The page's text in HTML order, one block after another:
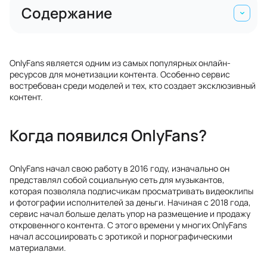
Содержание
OnlyFans является одним из самых популярных онлайн-
ресурсов для монетизации контента. Особенно сервис
востребован среди моделей и тех, кто создает эксклюзивный
контент.
Когда появился OnlyFans?
OnlyFans начал свою работу в 2016 году, изначально он
представлял собой социальную сеть для музыкантов,
которая позволяла подписчикам просматривать видеоклипы
и фотографии исполнителей за деньги. Начиная с 2018 года,
сервис начал больше делать упор на размещение и продажу
откровенного контента. С этого времени у многих OnlyFans
начал ассоциировать с эротикой и порнографическими
материалами.